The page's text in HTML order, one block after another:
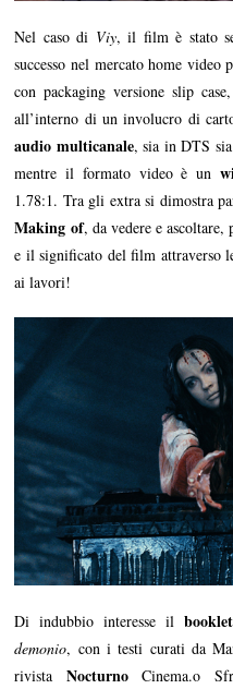
Nel caso di Viy, il film è stato
successo nel mercato home video
con packaging versione slip
all’interno di un involucro di
audio multicanale, sia in DTS
mentre il formato video è un
1.78:1. Tra gli extra si dimostra
Making of, da vedere e ascoltare,
e il significato del film attraverso
ai lavori!
Di indubbio interesse ilbooklet
demonio, con i testi curati da
rivista NocturnoCinema.o